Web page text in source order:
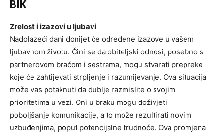
BIK
Zrelost i izazovi u ljubavi
Nadolazeći dani donijet će određene izazove u vašem
ljubavnom životu. Čini se da obiteljski odnosi, posebno s
partnerovom braćom i sestrama, mogu stvarati prepreke
koje će zahtijevati strpljenje i razumijevanje. Ova situacija
može vas potaknuti da dublje razmislite o svojim
prioritetima u vezi. Oni u braku mogu doživjeti
poboljšanje komunikacije, a to može rezultirati novim
uzbuđenjima, poput potencijalne trudnoće. Ova promjena